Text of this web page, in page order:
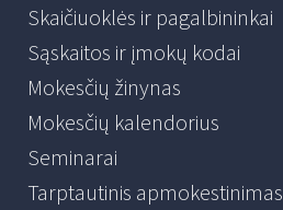
Skaičiuoklės ir pagalbininkai
Sąskaitos ir įmokų kodai
Mokesčių žinynas
Mokesčių kalendorius
Seminarai
Tarptautinis apmokestinimas